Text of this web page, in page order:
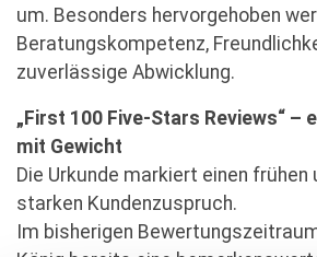
um. Besonders hervorgehoben
Beratungskompetenz,
zuverlässige Abwicklung.
„First 100 Five-Stars Reviews“ –
mit Gewicht
Die Urkunde markiert einen frühen
starken Kundenzuspruch.
Im bisherigen